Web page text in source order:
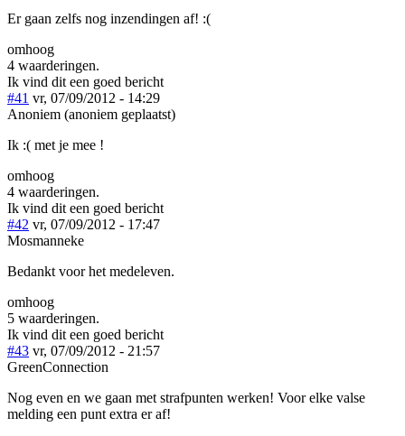
Er gaan zelfs nog inzendingen af! :(
omhoog
4 waarderingen.
Ik vind dit een goed bericht
#41 vr, 07/09/2012 - 14:29
Anoniem (anoniem geplaatst)
Ik :( met je mee !
omhoog
4 waarderingen.
Ik vind dit een goed bericht
#42 vr, 07/09/2012 - 17:47
Mosmanneke
Bedankt voor het medeleven.
omhoog
5 waarderingen.
Ik vind dit een goed bericht
#43 vr, 07/09/2012 - 21:57
GreenConnection
Nog even en we gaan met strafpunten werken! Voor elke valse
melding een punt extra er af!